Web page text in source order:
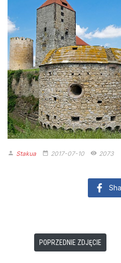
person Stakua date_range 2017-07-10 remove_red_eye 2073
POPRZEDNIE ZDJĘCIE